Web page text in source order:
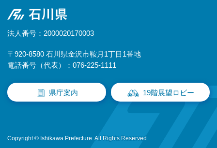
石川県
法人番号：2000020170003
〒920-8580 石川県金沢市鞍月1丁目1番地
電話番号（代表）：076-225-1111
県庁案内 19階展望ロビー
Copyright © Ishikawa Prefecture. All Rights Reserved.